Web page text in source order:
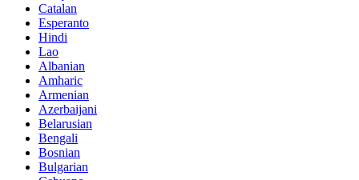
Catalan
Esperanto
Hindi
Lao
Albanian
Amharic
Armenian
Azerbaijani
Belarusian
Bengali
Bosnian
Bulgarian